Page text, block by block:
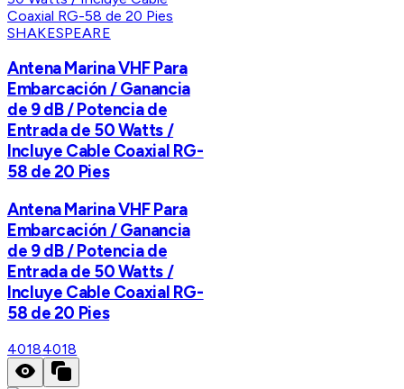
SHAKESPEARE
Antena Marina VHF Para
Embarcación / Ganancia
de 9 dB / Potencia de
Entrada de 50 Watts /
Incluye Cable Coaxial RG-
58 de 20 Pies
Antena Marina VHF Para
Embarcación / Ganancia
de 9 dB / Potencia de
Entrada de 50 Watts /
Incluye Cable Coaxial RG-
58 de 20 Pies
40184018